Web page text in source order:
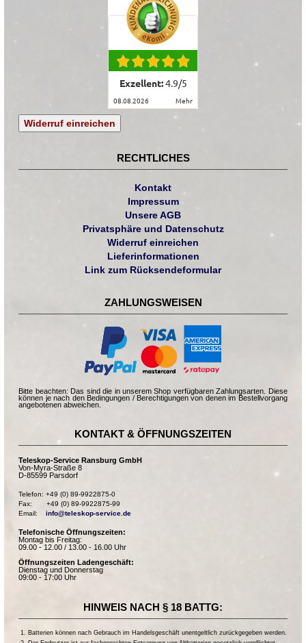
Exzellent:4.9/5
08.08.2026 mehr
Widerruf einreichen
RECHTLICHES
Kontakt
Impressum
Unsere AGB
Privatsphäre und Datenschutz
Widerruf einreichen
Lieferinformationen
Link zum Rücksendeformular
ZAHLUNGSWEISEN
Bitte beachten: Das sind die in unserem Shop verfügbaren Zahlungsarten. Diese
können je nach den Bedingungen / Berechtigungen von denen im Bestellvorgang
angebotenen abweichen.
KONTAKT & ÖFFNUNGSZEITEN
Teleskop-Service Ransburg GmbH
Von-Myra-Straße 8
D-85599 Parsdorf
Telefon: +49 (0) 89-9922875-0
Fax:       +49 (0) 89-9922875-99
Email: info@teleskop-service.de
Telefonische Öffnungszeiten:
Montag bis Freitag:
09.00 - 12.00 / 13.00 - 16.00 Uhr
Öffnungszeiten Ladengeschäft:
Dienstag und Donnerstag
09:00 - 17:00 Uhr
HINWEIS NACH § 18 BATTG:
Batterien können nach Gebrauch im Handelsgeschäft unentgeltlich zurückgegeben werden.